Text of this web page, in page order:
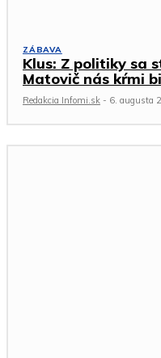
ZÁBAVA
Klus: Z politiky sa
Matovič nás kŕmi
Redakcia Infomi.sk - 6. augusta